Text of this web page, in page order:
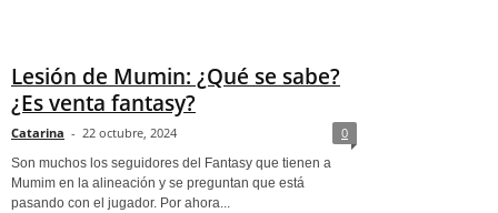
Lesión de Mumin: ¿Qué se sabe?
¿Es venta fantasy?
Catarina - 22 octubre, 2024 0
Son muchos los seguidores del Fantasy que tienen a
Mumim en la alineación y se preguntan que está
pasando con el jugador. Por ahora...